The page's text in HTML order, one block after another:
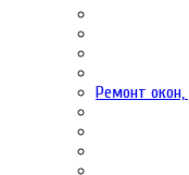
Ремонт окон,